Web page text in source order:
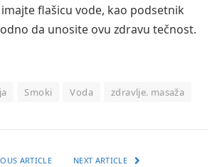
flašicu vode, kao podsetnik
da unosite ovu zdravu tečnost.
Smoki Voda zdravlje. masaža
ARTICLE NEXT ARTICLE